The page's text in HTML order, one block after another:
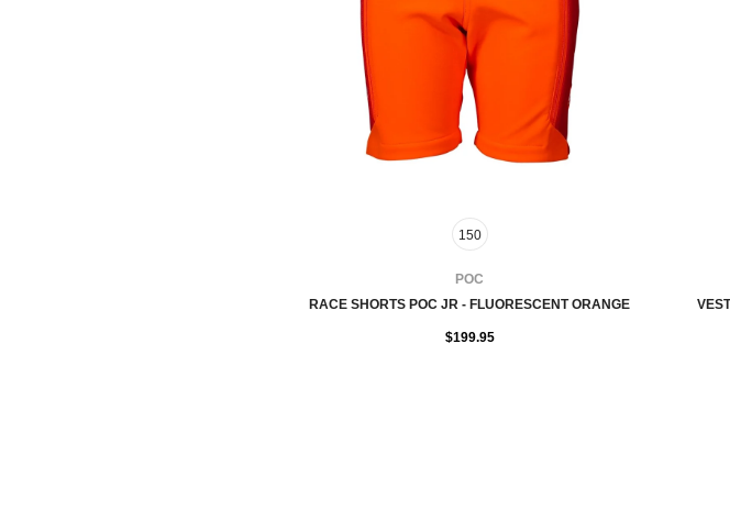
150
POC
RACE SHORTS POC JR - FLUORESCENT ORANGE
$199.95